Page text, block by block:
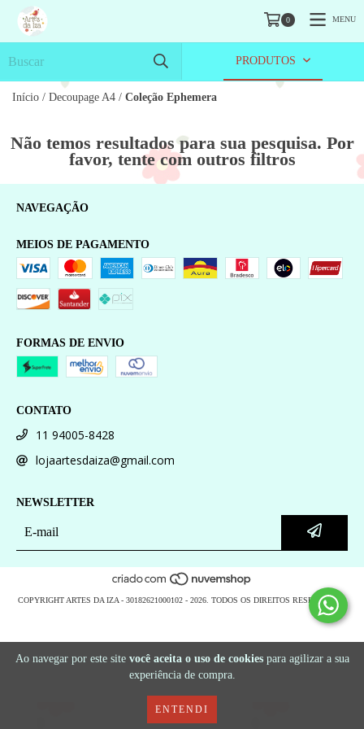
Ao navegar por este site você aceita o uso de cookiespara agilizar a sua
experiência de compra.
ENTENDI
0 MENU
PRODUTOS
Início / Decoupage A4 / Coleção Ephemera
Não temos resultados para sua pesquisa. Por
favor, tente com outros filtros
NAVEGAÇÃO
MEIOS DE PAGAMENTO
FORMAS DE ENVIO
CONTATO
11 94005-8428
lojaartesdaiza@gmail.com
NEWSLETTER
COPYRIGHT ARTES DA IZA - 30182621000102 - 2026. TODOS OS DIREITOS RESERVADOS.